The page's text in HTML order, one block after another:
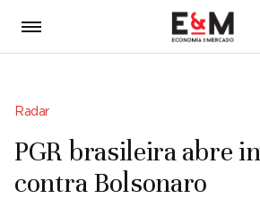
Radar
PGR brasileira abre
contra Bolsonaro